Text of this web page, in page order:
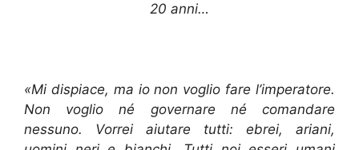
20 anni…
«Mi dispiace, ma io non voglio fare l’imperatore.
Non voglio né governare né comandare
nessuno. Vorrei aiutare tutti: ebrei, ariani,